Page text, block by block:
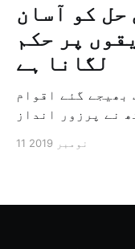
حل کو آسان
پر حکم
لگانا ہے
بھیجے گئے اقوام
نے پرزور انداز
کرنے کے لئے ایک
11 نومبر 2019